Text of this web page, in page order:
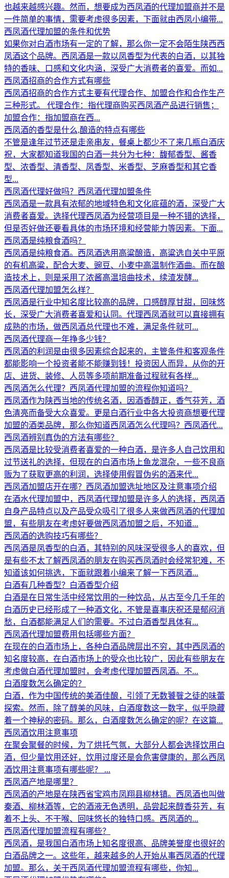
也越来越感兴趣。然而，想要成为西凤酒的代理加盟商并不是
一件简单的事情，需要考虑很多因素，下面就由西凤小编带...
西凤酒代理加盟的条件和优势
如果你对白酒市场有一定的了解，那么你一定不会陌生陕西西
凤酒这个品牌。西凤酒是一款以凤香型为代表的白酒，以其独
特的香味、口感和文化内涵，深受广大消费者的喜爱。而如...
西凤酒招商的合作方式有哪些
西凤酒招商的合作方式主要有代理合作、加盟合作和合作生产
三种形式。 代理合作：指代理商购买西凤酒产品进行销售；
加盟合作：指加盟商在西...
西凤酒的香型是什么,酿造的特点有哪些
不管是逢年过节还是走亲串友，餐桌上都少不了来几瓶白酒庆
祝，大家都知道我国的白酒一共分为七种：馥郁香型、酱香
型、浓香型、清香型、凤香型、米香型、芝麻香型和其它香
型...
西凤酒代理好做吗？西凤酒代理加盟条件
西凤酒是一款具有浓郁的地域特色和文化底蕴的酒，深受广大
消费者喜爱。选择代理西凤酒为经营项目是一种不错的选择，
但是否好做还要看具体的市场环境和经营能力等因素。下面...
西凤酒是纯粮食酒吗？
西凤酒是纯粮食酒。西凤酒选用高粱酿造，高粱选自关中平原
的有机高粱，配合大麦、豌豆、小麦中高温制作酒曲。而在酿
造技术上，则是采用了浓酱高温培曲技术，续渣发酵...
西凤酒代理加盟怎么样？
西凤酒是行业中知名度比较高的品牌，口感醇厚甘甜，回味悠
长，深受广大消费者喜爱和认同。代理西凤酒就可以直接拥有
成熟的市场，做西凤酒总代理也不难，满足条件就可...
西凤酒代理商一年挣多少钱？
西凤酒的利润是由很多因素综合起来的，主管条件和客观条件
都能影响一个投资者能不能赚到钱！投资因人而异，从你的开
店、进货、装修、人员等多项前期准备过程就有各样...
西凤酒怎么代理？西凤酒代理加盟的流程你知道吗？
西凤酒作为陕西当地的传统名酒，因酒香醇正，香气芬芳，酒
色清亮而备受大众喜爱。更是白酒行业中各大投资商想要代理
加盟的酒类品牌，那么你知道西凤酒怎么代理吗？西凤酒代...
西凤酒辨别真伪的方法有哪些？
西凤酒是比较受消费者喜爱的一种白酒，是许多人自己饮用和
过节送礼的选择，但现在的白酒市场上鱼龙混杂，一些不良商
贩为了获取更高的利润，选择使用假冒伪劣的酒来代...
西凤酒加盟店开在哪？西凤酒加盟选址地区及注意事项介绍
在酒水代理加盟中，西凤酒代理加盟是许多人的选择，西凤酒
自身产品特点以及产品受众吸引了很多人来做西凤酒的代理加
盟，有些朋友在考虑好要做西凤酒加盟之后，不知道...
西凤酒的选购技巧有哪些？
西凤酒是凤香型的白酒，其特别的风味深受很多人的喜欢，但
是有些不太了解西凤酒的朋友在购买西凤酒时会经常犯难，不
知道该如何挑选，下面就跟着小编来了解一下西凤酒...
白酒有几种香型？白酒香型介绍
白酒是在日常生活中经常饮用的一种饮品，从古至今几千年的
白酒历史已经形成了一种酒文化，不管是喜事庆祝还是郁闷消
愁，白酒都能满足人们的需要。不过白酒香型具体有...
西凤酒代理加盟费用包括哪些方面？
在现在的白酒市场上，各种白酒品牌层出不穷，其中西凤酒的
知名度较高，在白酒市场上的受众也比较广，因此有些朋友在
考虑做白酒代理加盟时，会考虑代理加盟西凤酒。不...
白酒度数怎么确定的？
白酒，作为中国传统的美酒佳酿，引领了无数饕餮之徒的味蕾
探索。然而，除了醇美的风味，白酒度数这一数字，似乎隐藏
着一个神秘的密码。那么，白酒度数怎么确定的呢？在这篇...
西凤酒饮用注意事项
在聚会聚餐的时候，为了烘托气氛，大部分人都会选择饮用白
酒，但少量饮用还好，饮用过度还是会危害健康的，那么西凤
酒饮用注意事项有哪些呢？ ...
西凤酒产地是哪里？
西凤酒的产地是在陕西省宝鸡市凤翔县柳林镇。西凤酒也叫做
秦酒、柳林酒等，它的酒液无色透明，品尝起来醇香芬芳，有
着不上头、不干喉、回味悠长的独特口感。西凤酒的...
西凤酒代理加盟流程有哪些？
西凤酒，是我国白酒市场上知名度很高、品牌美誉度也很好的
白酒品牌之一。这些年，越来越多的人开始从事西凤酒的代理
加盟。那么，关于西凤酒代理加盟流程有哪些，你知...